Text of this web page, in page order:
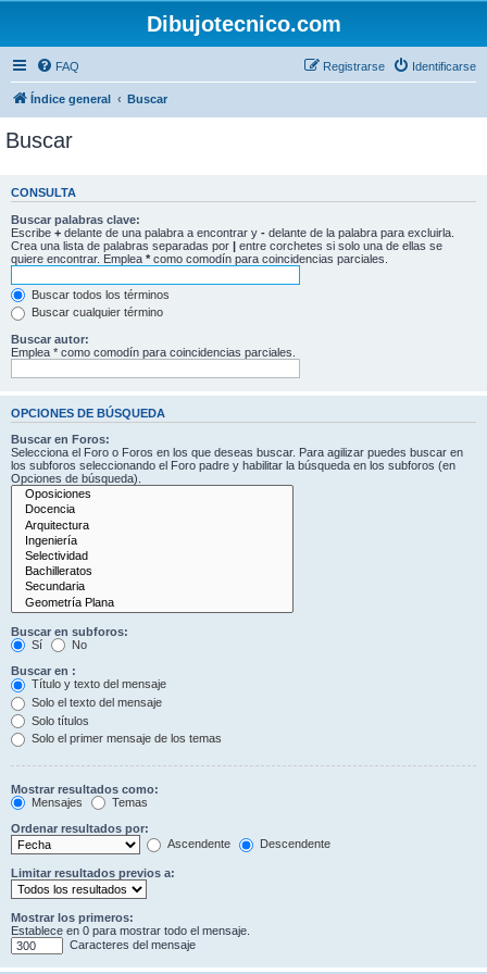
Dibujotecnico.com
FAQ Identificarse
Registrarse
Índice general Buscar
Buscar
CONSULTA
Buscar palabras clave:
Escribe + delante de una palabra a encontrar y - delante de la palabra para excluirla.
Crea una lista de palabras separadas por | entre corchetes si solo una de ellas se
quiere encontrar. Emplea * como comodín para coincidencias parciales.
Buscar todos los términos
Buscar cualquier término
Buscar autor:
Emplea * como comodín para coincidencias parciales.
OPCIONES DE BÚSQUEDA
Buscar en Foros:
Selecciona el Foro o Foros en los que deseas buscar. Para agilizar puedes buscar en
los subforos seleccionando el Foro padre y habilitar la búsqueda en los subforos (en
Opciones de búsqueda).
Buscar en subforos:
Sí
No
Buscar en :
Título y texto del mensaje
Solo el texto del mensaje
Solo títulos
Solo el primer mensaje de los temas
Mostrar resultados como:
Mensajes
Temas
Ordenar resultados por:
Ascendente
Descendente
Limitar resultados previos a:
Mostrar los primeros:
Establece en 0 para mostrar todo el mensaje.
Caracteres del mensaje